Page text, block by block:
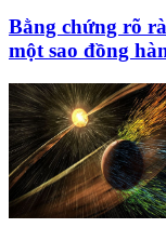
Bằng chứng rõ
một sao đồng